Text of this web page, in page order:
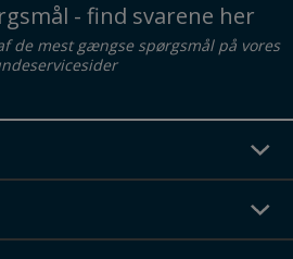
- find svarene her
de mest gængse spørgsmål på vores